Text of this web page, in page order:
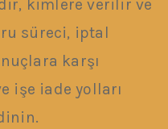
kimlere verilir ve
süreci, iptal
karşı
işe iade yolları